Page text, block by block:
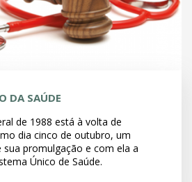
DA SAÚDE
de 1988 está à volta de
dia cinco de outubro, um
promulgação e com ela a
Único de Saúde.